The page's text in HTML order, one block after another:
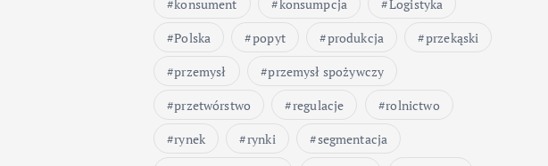
konsument
konsumpcja
Logistyka
Polska
popyt produkcja
przekąski
przemysł
przemysł spożywczy
przetwórstwo
regulacje
rolnictwo
rynek
rynki
segmentacja